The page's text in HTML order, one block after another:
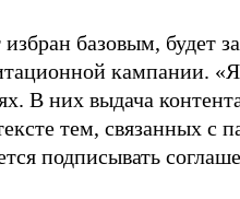
базовым, будет
кампании.
В них выдача
тем, связанных с
подписывать